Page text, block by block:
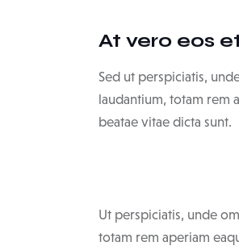
At vero eos
Sed ut perspiciatis,
laudantium, totam rem
beatae vitae dicta sunt.
Ut perspiciatis, unde
totam rem aperiam